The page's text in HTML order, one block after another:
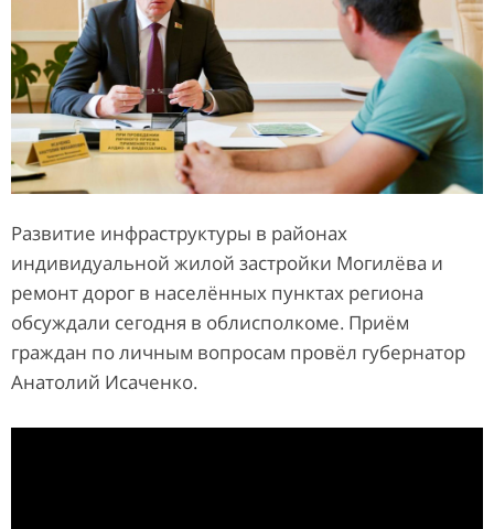
Развитие инфраструктуры в районах
индивидуальной жилой застройки Могилёва и
ремонт дорог в населённых пунктах региона
обсуждали сегодня в облисполкоме. Приём
граждан по личным вопросам провёл губернатор
Анатолий Исаченко.